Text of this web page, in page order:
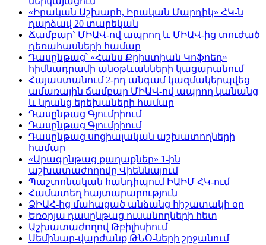
«Իրական Աշխարհ, Իրական Մարդիկ» ՀԿ-ն
դարձավ 20 տարեկան
Ճամբար` ՄԻԱՎ-ով ապրող և ՄԻԱՎ-ից տուժած
դեռահասների համար
Դասընթաց՝ «Հանս Քրիստիան Կոֆոեդ»
հիմնադրամի անօթևանների կացարանում
Հայաստանում 2-րդ անգամ կազմակերպվեց
ամառային ճամբար ՄԻԱՎ-ով ապրող կանանց
և նրանց երեխաների համար
Դասընթաց Գյումրիում
Դասընթաց Գյումրիում
Դասընթաց սոցիալական աշխատողների
համար
«Արագընթաց քաղաքներ» 1-ին
աշխատաժողովը Վիեննայում
Պաշտոնական հանդիպում ԻԱԻՄ ՀԿ-ում
Համատեղ հայտարարություն
ՁԻԱՀ-ից մահացած անձանց հիշատակի օր
Եռօրյա դասընթաց ուսանողների հետ
Աշխատաժողով Թբիլիսիում
Սեմինար-վարժանք ԹՆՕ-ների շրջանում